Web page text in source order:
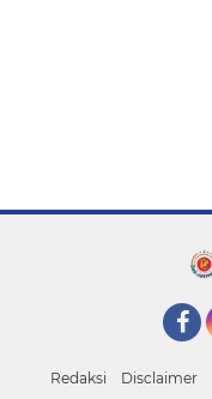
Redaksi Disclaimer